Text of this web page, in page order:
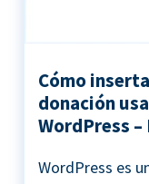
Cómo
donación
WordPress
WordPress es